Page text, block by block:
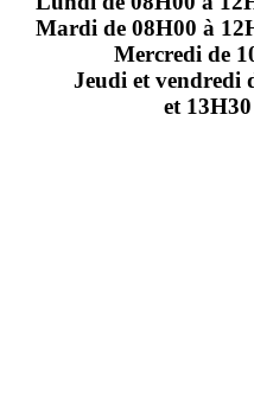
Mardi de 08H00 à
Mercredi de
Jeudi et vendredi
et